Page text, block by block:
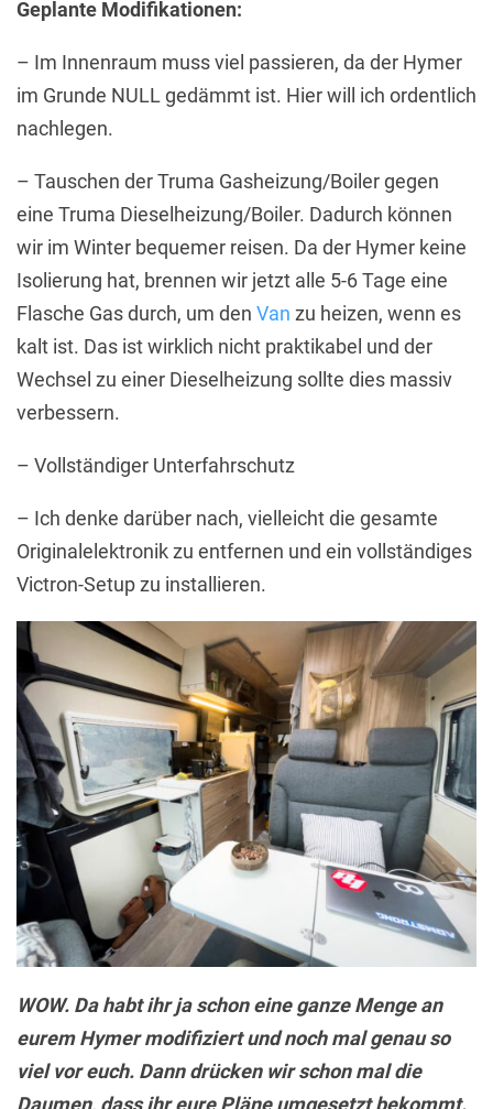
Geplante Modifikationen:
– Im Innenraum muss viel passieren, da der Hymer
im Grunde NULL gedämmt ist. Hier will ich ordentlich
nachlegen.
– Tauschen der Truma Gasheizung/Boiler gegen
eine Truma Dieselheizung/Boiler. Dadurch können
wir im Winter bequemer reisen. Da der Hymer keine
Isolierung hat, brennen wir jetzt alle 5-6 Tage eine
Flasche Gas durch, um den Van zu heizen, wenn es
kalt ist. Das ist wirklich nicht praktikabel und der
Wechsel zu einer Dieselheizung sollte dies massiv
verbessern.
– Vollständiger Unterfahrschutz
– Ich denke darüber nach, vielleicht die gesamte
Originalelektronik zu entfernen und ein vollständiges
Victron-Setup zu installieren.
WOW. Da habt ihr ja schon eine ganze Menge an
eurem Hymer modifiziert und noch mal genau so
viel vor euch. Dann drücken wir schon mal die
Daumen, dass ihr eure Pläne umgesetzt bekommt.